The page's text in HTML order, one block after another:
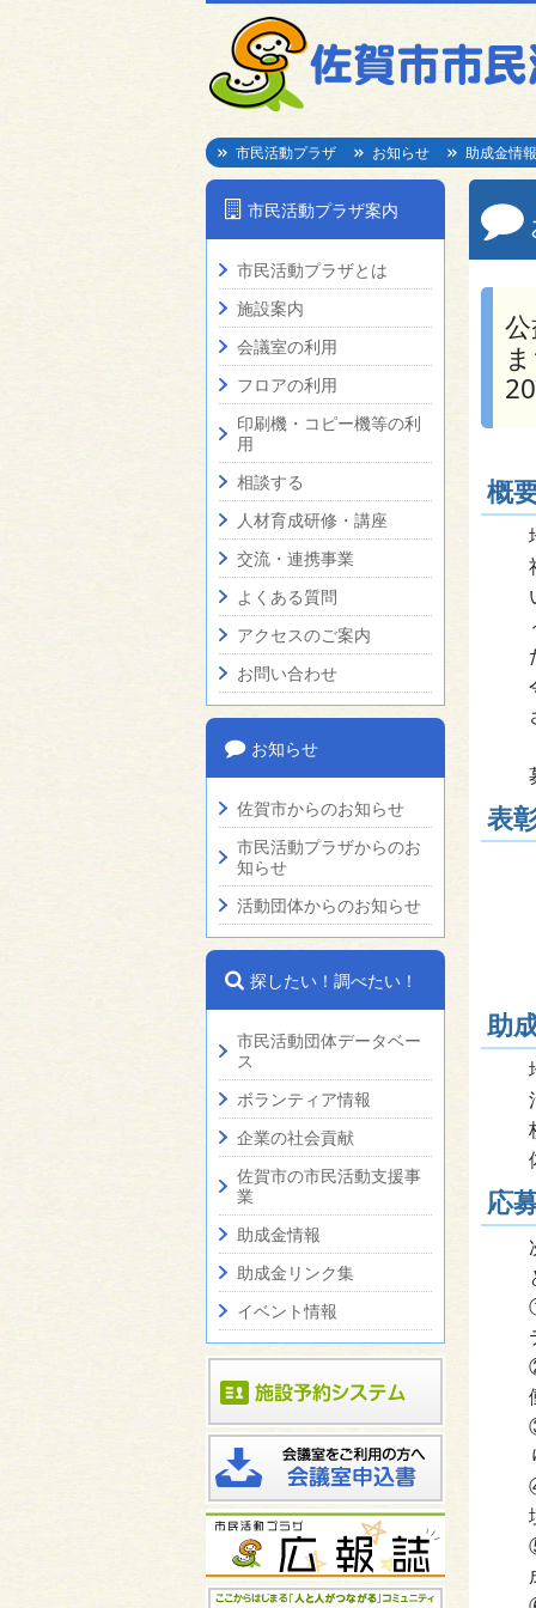
市民活動プラザ お知らせ 助成金情報
市民活動プラザ案内
市民活動プラザとは
施設案内
会議室の利用
フロアの利用
印刷機・コピー機等の利
用
相談する
人材育成研修・講座
交流・連携事業
よくある質問
アクセスのご案内
お問い合わせ
お知らせ
佐賀市からのお知らせ
市民活動プラザからのお
知らせ
活動団体からのお知らせ
探したい！調べたい！
市民活動団体データベー
ス
ボランティア情報
企業の社会貢献
佐賀市の市民活動支援事
業
助成金情報
助成金リンク集
イベント情報
概
表
助
応